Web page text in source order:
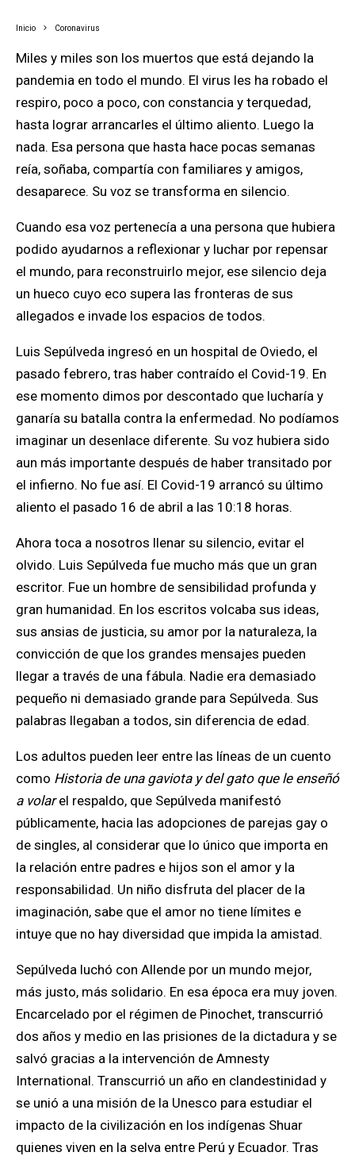
Inicio Coronavirus
Miles y miles son los muertos que está dejando la
pandemia en todo el mundo. El virus les ha robado el
respiro, poco a poco, con constancia y terquedad,
hasta lograr arrancarles el último aliento. Luego la
nada. Esa persona que hasta hace pocas semanas
reía, soñaba, compartía con familiares y amigos,
desaparece. Su voz se transforma en silencio.
Cuando esa voz pertenecía a una persona que hubiera
podido ayudarnos a reflexionar y luchar por repensar
el mundo, para reconstruirlo mejor, ese silencio deja
un hueco cuyo eco supera las fronteras de sus
allegados e invade los espacios de todos.
Luis Sepúlveda ingresó en un hospital de Oviedo, el
pasado febrero, tras haber contraído el Covid-19. En
ese momento dimos por descontado que lucharía y
ganaría su batalla contra la enfermedad. No podíamos
imaginar un desenlace diferente. Su voz hubiera sido
aun más importante después de haber transitado por
el infierno. No fue así. El Covid-19 arrancó su último
aliento el pasado 16 de abril a las 10:18 horas.
Ahora toca a nosotros llenar su silencio, evitar el
olvido. Luis Sepúlveda fue mucho más que un gran
escritor. Fue un hombre de sensibilidad profunda y
gran humanidad. En los escritos volcaba sus ideas,
sus ansias de justicia, su amor por la naturaleza, la
convicción de que los grandes mensajes pueden
llegar a través de una fábula. Nadie era demasiado
pequeño ni demasiado grande para Sepúlveda. Sus
palabras llegaban a todos, sin diferencia de edad.
Los adultos pueden leer entre las líneas de un cuento
como Historia de una gaviota y del gato que le enseñó
a volarel respaldo, que Sepúlveda manifestó
públicamente, hacia las adopciones de parejas gay o
de singles, al considerar que lo único que importa en
la relación entre padres e hijos son el amor y la
responsabilidad. Un niño disfruta del placer de la
imaginación, sabe que el amor no tiene límites e
intuye que no hay diversidad que impida la amistad.
Sepúlveda luchó con Allende por un mundo mejor,
más justo, más solidario. En esa época era muy joven.
Encarcelado por el régimen de Pinochet, transcurrió
dos años y medio en las prisiones de la dictadura y se
salvó gracias a la intervención de Amnesty
International. Transcurrió un año en clandestinidad y
se unió a una misión de la Unesco para estudiar el
impacto de la civilización en los indígenas Shuar
quienes viven en la selva entre Perú y Ecuador. Tras